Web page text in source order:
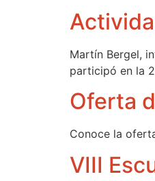
Martín Bergel,
participó en la
Oferta
Conoce la
VIII